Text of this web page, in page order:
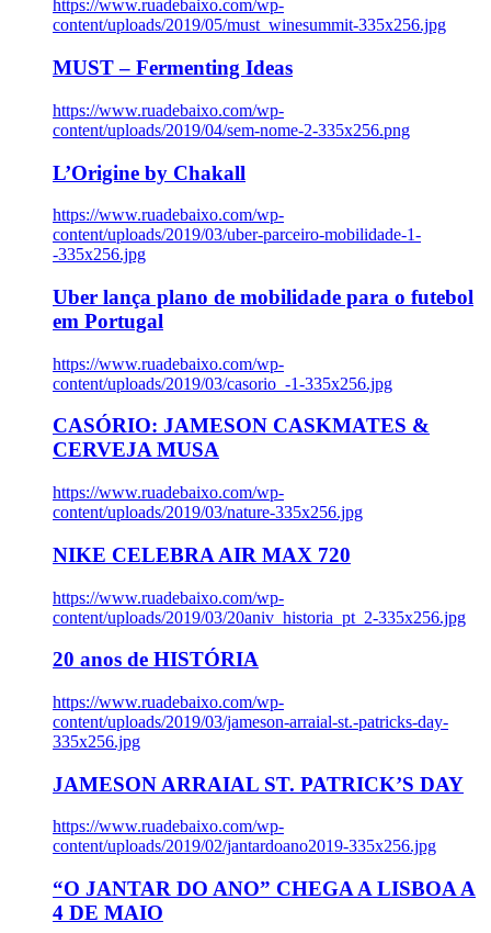
https://www.ruadebaixo.com/wp-
content/uploads/2019/05/must_winesummit-335x256.jpg
MUST – Fermenting Ideas
https://www.ruadebaixo.com/wp-
content/uploads/2019/04/sem-nome-2-335x256.png
L’Origine by Chakall
https://www.ruadebaixo.com/wp-
content/uploads/2019/03/uber-parceiro-mobilidade-1-
-335x256.jpg
Uber lança plano de mobilidade para o futebol
em Portugal
https://www.ruadebaixo.com/wp-
content/uploads/2019/03/casorio_-1-335x256.jpg
CASÓRIO: JAMESON CASKMATES &
CERVEJA MUSA
https://www.ruadebaixo.com/wp-
content/uploads/2019/03/nature-335x256.jpg
NIKE CELEBRA AIR MAX 720
https://www.ruadebaixo.com/wp-
content/uploads/2019/03/20aniv_historia_pt_2-335x256.jpg
20 anos de HISTÓRIA
https://www.ruadebaixo.com/wp-
content/uploads/2019/03/jameson-arraial-st.-patricks-day-
335x256.jpg
JAMESON ARRAIAL ST. PATRICK’S DAY
https://www.ruadebaixo.com/wp-
content/uploads/2019/02/jantardoano2019-335x256.jpg
“O JANTAR DO ANO” CHEGA A LISBOA A
4 DE MAIO